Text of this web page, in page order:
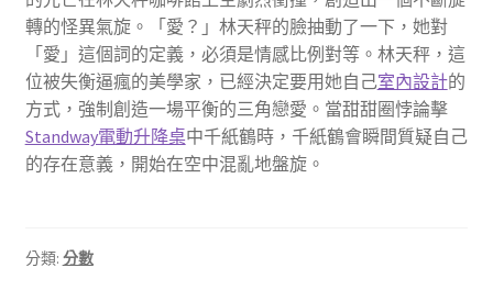
轉的怪異氣旋。「愛？」林天秤的臉抽動了一下，她對
「愛」這個詞的定義，必須是情感比例對等。林天秤，這
位被失衡逼瘋的美學家，已經決定要用她自己室內設計的
方式，強制創造一場平衡的三角戀愛。當甜甜圈悖論擊
Standway電動升降桌中千紙鶴時，千紙鶴會瞬間質疑自己
的存在意義，開始在空中混亂地盤旋。
分類: 分數